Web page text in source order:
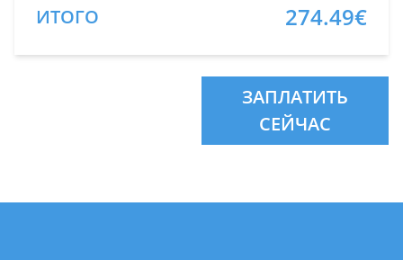
ИТОГО 274.49€
ЗАПЛАТИТЬ
СЕЙЧАС